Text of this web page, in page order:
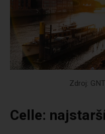
Zdroj:
Celle: